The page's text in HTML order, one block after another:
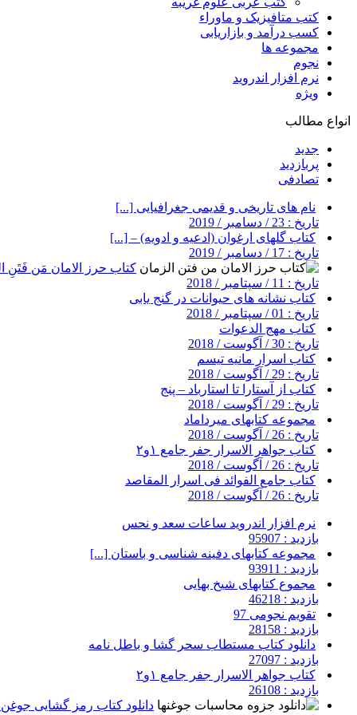
کتب متافیزیک و ماوراء
کسب درآمد و بازاریابی
مجموعه ها
نجوم
نرم افزار اندروید
ویژه
انواع مطالب
جدید
پربازدید
تصادفی
نام های تاریخی و قدیمی جغرافیایی [...]
تاریخ : 23 / دسامبر / 2019
کتاب گلهای ارغوان (ادعیه و ادویه) – [...]
تاریخ : 17 / دسامبر / 2019
کتاب حرز الامان مَن فَتَنِ
تاریخ : 11 / سپتامبر / 2018
کتاب نشانه های حیوانات در گنج یابی
تاریخ : 01 / سپتامبر / 2018
کتاب مهج الدعوات
تاریخ : 30 / آگوست / 2018
کتاب اسرار مانیه تیسم
تاریخ : 29 / آگوست / 2018
کتاب از آستارا تا استارباد – پنج
تاریخ : 29 / آگوست / 2018
مجموعه کتابهای میرداماد
تاریخ : 26 / آگوست / 2018
کتاب جواهر الاسرار جفر جامع ۱و۲
تاریخ : 26 / آگوست / 2018
کتاب جامع الفوائد فی اسرار المقاصد
تاریخ : 26 / آگوست / 2018
نرم افزار اندروید ساعات سعد و نحس
بازدید : 95907
مجموعه کتابهای دفینه شناسی و باستان [...]
بازدید : 93911
مجموع کتابهای شیخ بهایی
بازدید : 46218
تقویم نجومی 97
بازدید : 28158
دانلود کتاب مستطاب سحر گشا و باطل نامه
بازدید : 27097
کتاب جواهر الاسرار جفر جامع ۱و۲
بازدید : 26108
دانلود کتاب رمز گشایی